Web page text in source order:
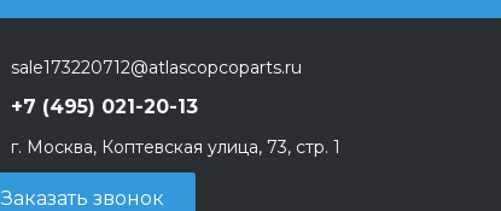
sale173220712@atlascopcoparts.ru
+7 (495) 021-20-13
г. Москва, Коптевская улица, 73, стр. 1
Заказать звонок